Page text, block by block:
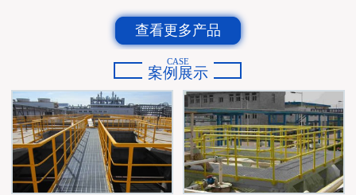
查看更多产品
CASE
案例展示